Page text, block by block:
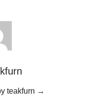
teakfurn →